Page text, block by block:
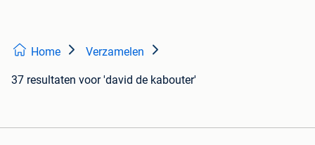
Home Verzamelen
37 resultaten voor 'david de kabouter'